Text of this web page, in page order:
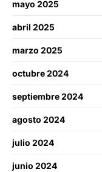
mayo 2025
abril 2025
marzo 2025
octubre 2024
septiembre 2024
agosto 2024
julio 2024
junio 2024